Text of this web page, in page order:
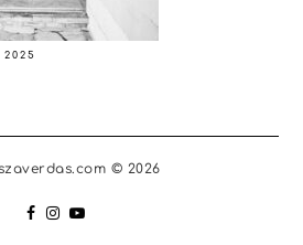
© 2026